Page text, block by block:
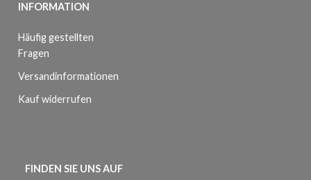
INFORMATION
Häufig gestellten
Fragen
Versandinformationen
Kauf widerrufen
FINDEN SIE UNS AUF